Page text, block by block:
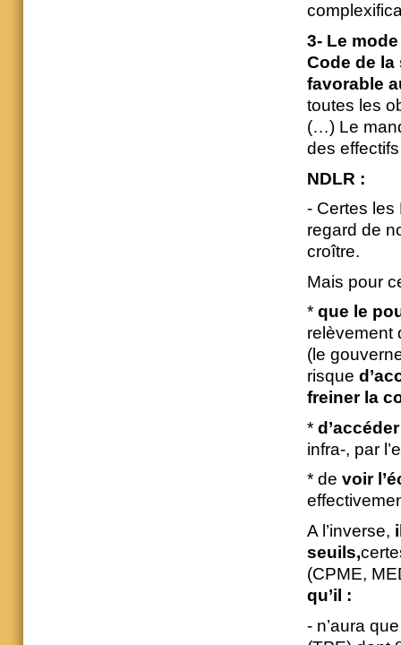
3- Le
Code de
favorable
toutes les
(…) Le
des
NDLR :
- Certes les
regard de
croître.
Mais pour
* que le
relèvement
(le
risque
freiner la
*
infra-, par
* de voir
A l’inverse,
seuils,
(CPME,
qu’il :
- n’aura